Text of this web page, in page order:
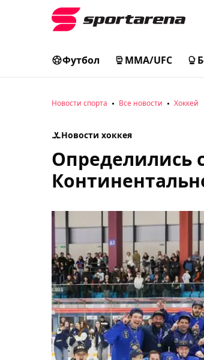
Футбол MMA/UFC
Новости спорта Все новости Хоккей
Новости хоккея
Определились